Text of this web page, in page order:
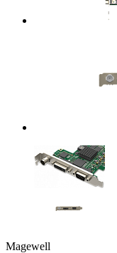
Magewell